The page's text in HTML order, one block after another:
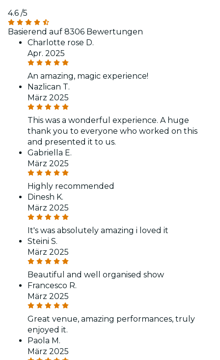
4.6 /5
Basierend auf 8306 Bewertungen
Charlotte rose D.
Apr. 2025
An amazing, magic experience!
Nazlican T.
März 2025
This was a wonderful experience. A huge
thank you to everyone who worked on this
and presented it to us.
Gabriella E.
März 2025
Highly recommended
Dinesh K.
März 2025
It's was absolutely amazing i loved it
Steini S.
März 2025
Beautiful and well organised show
Francesco R.
März 2025
Great venue, amazing performances, truly
enjoyed it.
Paola M.
März 2025